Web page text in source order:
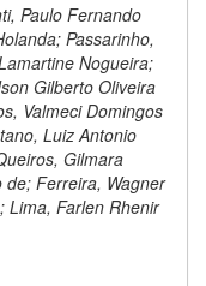
Paulo Fernando
Passarinho,
Nogueira;
Gilberto Oliveira
Valmeci Domingos
Luiz Antonio
Gilmara
de; Ferreira, Wagner
Lima, Farlen Rhenir